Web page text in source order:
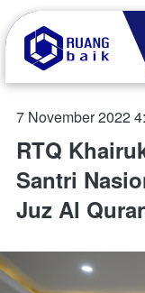
7 November 2022
RTQ
Santri
Juz Al